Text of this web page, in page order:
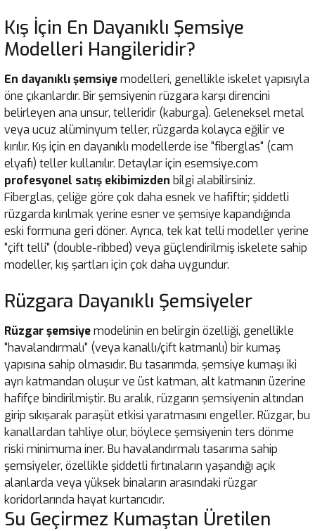
Kış İçin En Dayanıklı Şemsiye
Modelleri Hangileridir?
En dayanıklı şemsiyemodelleri, genellikle iskelet yapısıyla
öne çıkanlardır. Bir şemsiyenin rüzgara karşı direncini
belirleyen ana unsur, telleridir (kaburga). Geleneksel metal
veya ucuz alüminyum teller, rüzgarda kolayca eğilir ve
kırılır. Kış için en dayanıklı modellerde ise "fiberglas" (cam
elyafı) teller kullanılır. Detaylar için esemsiye.com
profesyonel satış ekibimizden bilgi alabilirsiniz.
Fiberglas, çeliğe göre çok daha esnek ve hafiftir; şiddetli
rüzgarda kırılmak yerine esner ve şemsiye kapandığında
eski formuna geri döner. Ayrıca, tek kat telli modeller yerine
"çift telli" (double-ribbed) veya güçlendirilmiş iskelete sahip
modeller, kış şartları için çok daha uygundur.
Rüzgara Dayanıklı Şemsiyeler
Rüzgar şemsiyemodelinin en belirgin özelliği, genellikle
"havalandırmalı" (veya kanallı/çift katmanlı) bir kumaş
yapısına sahip olmasıdır. Bu tasarımda, şemsiye kumaşı iki
ayrı katmandan oluşur ve üst katman, alt katmanın üzerine
hafifçe bindirilmiştir. Bu aralık, rüzgarın şemsiyenin altından
girip sıkışarak paraşüt etkisi yaratmasını engeller. Rüzgar, bu
kanallardan tahliye olur, böylece şemsiyenin ters dönme
riski minimuma iner. Bu havalandırmalı tasarıma sahip
şemsiyeler, özellikle şiddetli fırtınaların yaşandığı açık
alanlarda veya yüksek binaların arasındaki rüzgar
koridorlarında hayat kurtarıcıdır.
Su Geçirmez Kumaştan Üretilen